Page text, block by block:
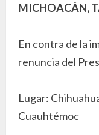
MICHOACÁN,
En contra de la
renuncia del
Lugar:
Cuauhtémoc